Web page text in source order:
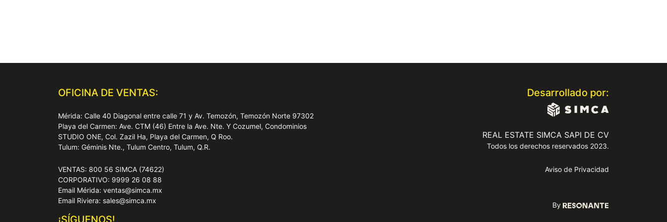
OFICINA DE VENTAS:
Mérida: Calle 40 Diagonal entre calle 71 y Av. Temozón, Temozón Norte 97302
Playa del Carmen: Ave. CTM (46) Entre la Ave. Nte. Y Cozumel, Condominios
STUDIO ONE, Col. Zazil Ha, Playa del Carmen, Q Roo.
Tulum: Géminis Nte., Tulum Centro, Tulum, Q.R.
VENTAS: 800 56 SIMCA (74622)
CORPORATIVO: 9999 26 08 88
Email Mérida: ventas@simca.mx
Email Riviera: sales@simca.mx
¡SÍGUENOS!
Desarrollado por:
REAL ESTATE SIMCA SAPI DE CV
Todos los derechos reservados 2023.
Aviso de Privacidad
By